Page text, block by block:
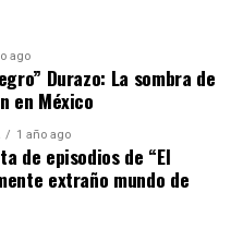
Latina recuerda a
de 1980, cuando una
y desastres naturales
en la región. Sin
hoy en día la
nuevas
problema de manera más
ago
Durazo: La sombra de
en México
1 año ago
de episodios de “El
extraño mundo de